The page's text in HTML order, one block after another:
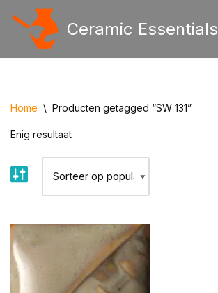
Ceramic Essentials
Home \ Producten getagged “SW 131”
Enig resultaat